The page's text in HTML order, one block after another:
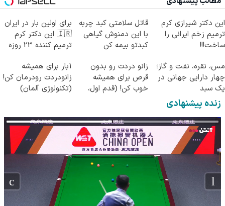
این دکتر شیرازی کرم
ترمیم زخم ایرانی را
ساخت!!!
قاتل سلامتی کبد چربه
با این دمنوش گیاهی
کبدتو بیمه کن
برای اولین بار در ایران
🇮🇷 این دکتر کرم
ترمیم کننده 23 روزه
مس، نقره، نفت و گاز؛
چهار دارایی جهانی در
یک سبد
زانو دردت رو بدون
قرص برای همیشه
خوب کن! (قدم اول،
1بار برای همیشه
زانودردت رودرمان کن!
(تکنولوژی آلمان)
زنده پیشنهادی